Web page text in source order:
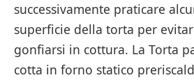
successivamente praticare
superficie della torta per
gonfiarsi in cottura. La Torta
cotta in forno statico